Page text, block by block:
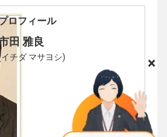
ロフィール
田 雅良
チダ マサヨシ) ×